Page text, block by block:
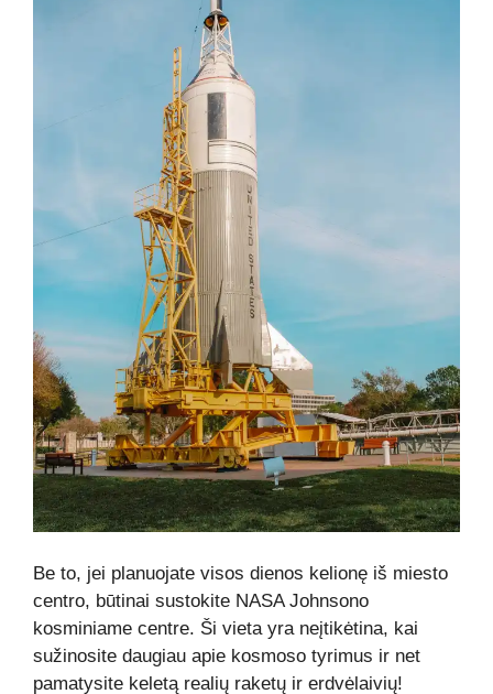
Be to, jei planuojate visos dienos kelionę iš miesto
centro, būtinai sustokite NASA Johnsono
kosminiame centre. Ši vieta yra neįtikėtina, kai
sužinosite daugiau apie kosmoso tyrimus ir net
pamatysite keletą realių raketų ir erdvėlaivių!